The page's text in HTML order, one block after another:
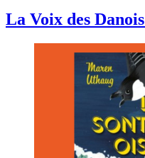
La Voix des